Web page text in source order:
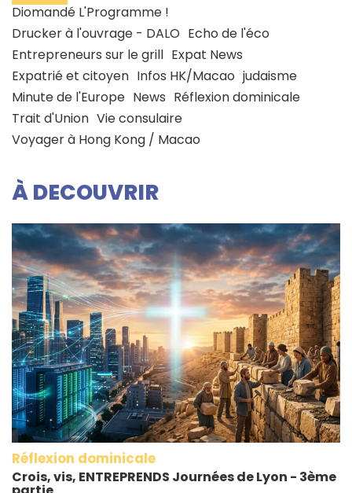
Diomandé L'Programme !
Drucker à l'ouvrage - DALO Echo de l'éco
Entrepreneurs sur le grill Expat News
Expatrié et citoyen Infos HK/Macao judaisme
Minute de l'Europe News Réflexion dominicale
Trait d'Union Vie consulaire
Voyager à Hong Kong / Macao
À DECOUVRIR
Réflexion dominicale
Crois, vis, ENTREPRENDS Journées de Lyon - 3ème